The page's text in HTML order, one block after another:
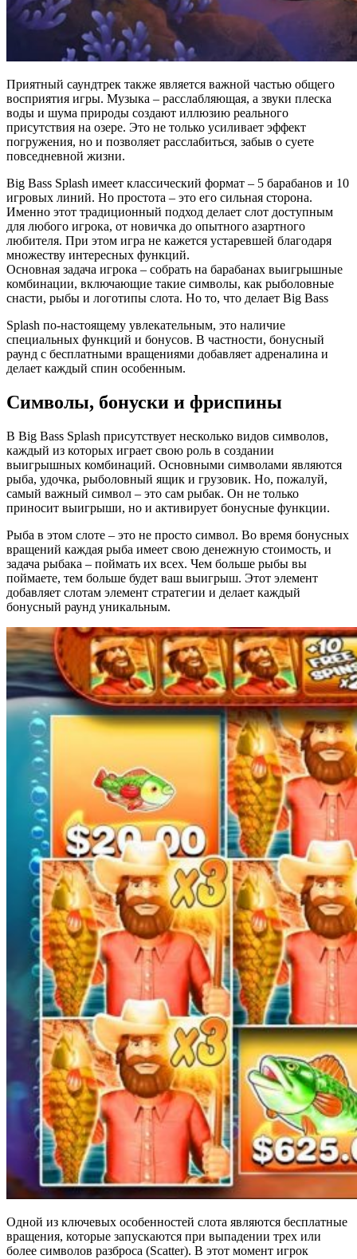
Приятный саундтрек также является важной частью общего
восприятия игры. Музыка – расслабляющая, а звуки плеска
воды и шума природы создают иллюзию реального
присутствия на озере. Это не только усиливает эффект
погружения, но и позволяет расслабиться, забыв о суете
повседневной жизни.
Big Bass Splash имеет классический формат – 5 барабанов и 10
игровых линий. Но простота – это его сильная сторона.
Именно этот традиционный подход делает слот доступным
для любого игрока, от новичка до опытного азартного
любителя. При этом игра не кажется устаревшей благодаря
множеству интересных функций.
Основная задача игрока – собрать на барабанах выигрышные
комбинации, включающие такие символы, как рыболовные
снасти, рыбы и логотипы слота. Но то, что делает Big Bass
Splash по-настоящему увлекательным, это наличие
специальных функций и бонусов. В частности, бонусный
раунд с бесплатными вращениями добавляет адреналина и
делает каждый спин особенным.
Символы, бонуски и фриспины
В Big Bass Splash присутствует несколько видов символов,
каждый из которых играет свою роль в создании
выигрышных комбинаций. Основными символами являются
рыба, удочка, рыболовный ящик и грузовик. Но, пожалуй,
самый важный символ – это сам рыбак. Он не только
приносит выигрыши, но и активирует бонусные функции.
Рыба в этом слоте – это не просто символ. Во время бонусных
вращений каждая рыба имеет свою денежную стоимость, и
задача рыбака – поймать их всех. Чем больше рыбы вы
поймаете, тем больше будет ваш выигрыш. Этот элемент
добавляет слотам элемент стратегии и делает каждый
бонусный раунд уникальным.
Одной из ключевых особенностей слота являются бесплатные
вращения, которые запускаются при выпадении трех или
более символов разброса (Scatter). В этот момент игрок